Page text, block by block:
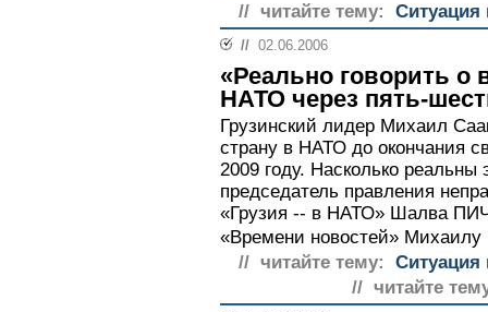
// читайте тему: Ситуация
// 02.06.2006
«Реально говорить о
НАТО через пять-
Грузинский лидер Михаил
страну в НАТО до окончания
2009 году. Насколько
председатель правления
«Грузия -- в НАТО» Шалва
«Времени новостей»
// читайте тему:
Ситуация
// читайте